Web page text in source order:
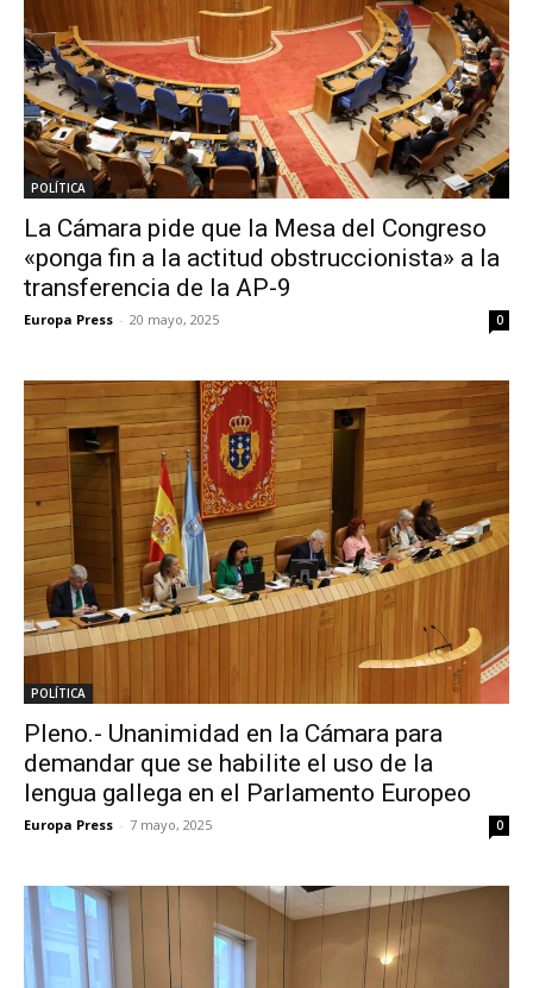
POLÍTICA
La Cámara pide que la Mesa del Congreso
«ponga fin a la actitud obstruccionista» a la
transferencia de la AP-9
Europa Press - 20 mayo, 2025 0
POLÍTICA
Pleno.- Unanimidad en la Cámara para
demandar que se habilite el uso de la
lengua gallega en el Parlamento Europeo
Europa Press - 7 mayo, 2025 0